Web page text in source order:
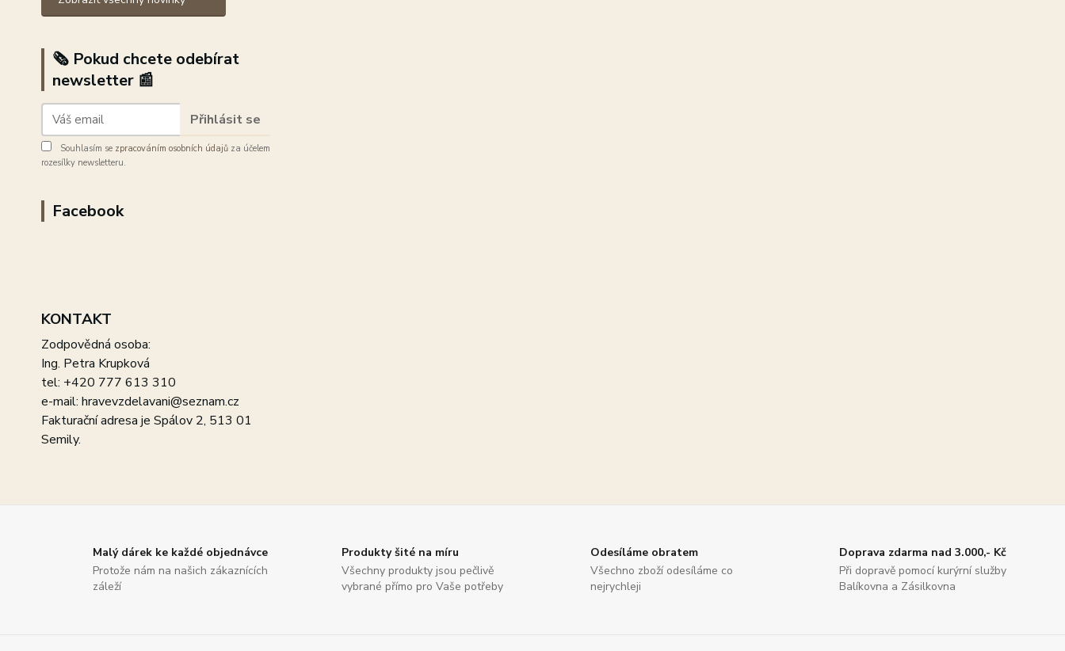
🗞️ Pokud chcete odebírat
newsletter 📰
Přihlásit se
Souhlasím se zpracováním osobních údajů za účelem
rozesílky newsletteru.
Facebook
KONTAKT
Zodpovědná osoba:
Ing. Petra Krupková
tel: +420 777 613 310
e-mail: hravevzdelavani@seznam.cz
Fakturační adresa je Spálov 2, 513 01
Semily.
Malý dárek ke každé objednávce
Protože nám na našich zákaznících
záleží
Produkty šité na míru
Všechny produkty jsou pečlivě
vybrané přímo pro Vaše potřeby
Odesíláme obratem
Všechno zboží odesíláme co
nejrychleji
Doprava zdarma nad 3.000,- Kč
Při dopravě pomocí kurýrní služby
Balíkovna a Zásilkovna